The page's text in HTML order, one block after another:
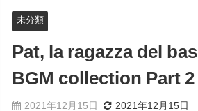
未分類
Pat, la ragazza del
BGM collection Part 2
2021年12月15日 2021年12月15日